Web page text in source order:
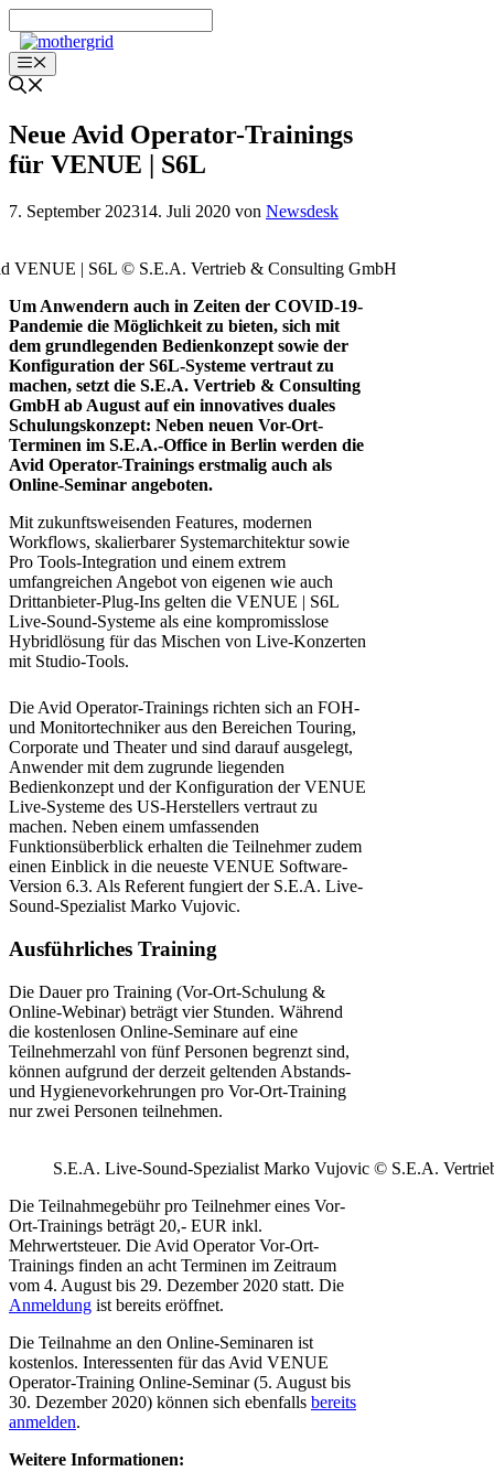
Inhalt
springenMenü
Neue Avid Operator-Trainings
für VENUE | S6L
7. September 202314. Juli 2020 von Newsdesk
VENUE | S6L © S.E.A. Vertrieb & Consulting GmbH
Um Anwendern auch in Zeiten der COVID-19-
Pandemie die Möglichkeit zu bieten, sich mit
dem grundlegenden Bedienkonzept sowie der
Konfiguration der S6L-Systeme vertraut zu
machen, setzt die S.E.A. Vertrieb & Consulting
GmbH ab August auf ein innovatives duales
Schulungskonzept: Neben neuen Vor-Ort-
Terminen im S.E.A.-Office in Berlin werden die
Avid Operator-Trainings erstmalig auch als
Online-Seminar angeboten.
Mit zukunftsweisenden Features, modernen
Workflows, skalierbarer Systemarchitektur sowie
Pro Tools-Integration und einem extrem
umfangreichen Angebot von eigenen wie auch
Drittanbieter-Plug-Ins gelten die VENUE | S6L
Live-Sound-Systeme als eine kompromisslose
Hybridlösung für das Mischen von Live-Konzerten
mit Studio-Tools.
Die Avid Operator-Trainings richten sich an FOH-
und Monitortechniker aus den Bereichen Touring,
Corporate und Theater und sind darauf ausgelegt,
Anwender mit dem zugrunde liegenden
Bedienkonzept und der Konfiguration der VENUE
Live-Systeme des US-Herstellers vertraut zu
machen. Neben einem umfassenden
Funktionsüberblick erhalten die Teilnehmer zudem
einen Einblick in die neueste VENUE Software-
Version 6.3. Als Referent fungiert der S.E.A. Live-
Sound-Spezialist Marko Vujovic.
Ausführliches Training
Die Dauer pro Training (Vor-Ort-Schulung &
Online-Webinar) beträgt vier Stunden. Während
die kostenlosen Online-Seminare auf eine
Teilnehmerzahl von fünf Personen begrenzt sind,
können aufgrund der derzeit geltenden Abstands-
und Hygienevorkehrungen pro Vor-Ort-Training
nur zwei Personen teilnehmen.
S.E.A. Live-Sound-Spezialist Marko Vujovic © S.E.A.
Die Teilnahmegebühr pro Teilnehmer eines Vor-
Ort-Trainings beträgt 20,- EUR inkl.
Mehrwertsteuer. Die Avid Operator Vor-Ort-
Trainings finden an acht Terminen im Zeitraum
vom 4. August bis 29. Dezember 2020 statt. Die
Anmeldung ist bereits eröffnet.
Die Teilnahme an den Online-Seminaren ist
kostenlos. Interessenten für das Avid VENUE
Operator-Training Online-Seminar (5. August bis
30. Dezember 2020) können sich ebenfalls bereits
anmelden.
Weitere Informationen: